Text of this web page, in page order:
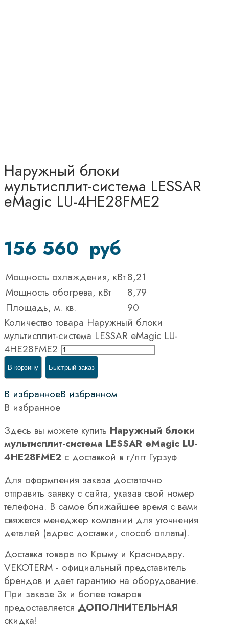
Наружный блоки
мультисплит-система LESSAR
eMagic LU-4HE28FME2
156 560 руб
Мощность охлаждения, кВт8,21
Мощность обогрева, кВт
8,79
Площадь, м. кв.
90
Количество товара Наружный блоки
мультисплит-система LESSAR eMagic LU-
4HE28FME2
В корзину Быстрый заказ
В избранноеВ избранном
В избранное
Здесь вы можете купить Наружный блоки
мультисплит-система LESSAR eMagic LU-
4HE28FME2 с доставкой в г/пгт Гурзуф
Для оформления заказа достаточно
отправить заявку с сайта, указав свой номер
телефона. В самое ближайшее время с вами
свяжется менеджер компании для уточнения
деталей (адрес доставки, способ оплаты).
Доставка товара по Крыму и Краснодару.
VEKOTERM - официальный представитель
брендов и дает гарантию на оборудование.
При заказе 3х и более товаров
предоставляется ДОПОЛНИТЕЛЬНАЯ
скидка!